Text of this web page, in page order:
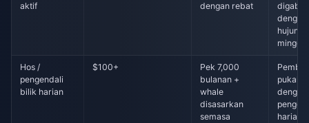
aktif
dengan rebat
dengan
hujung
minggu
Hos /
pengendali
bilik harian
$100+
Pek 7,000
bulanan +
whale
disasarkan
semasa
pukal
dengan
harian